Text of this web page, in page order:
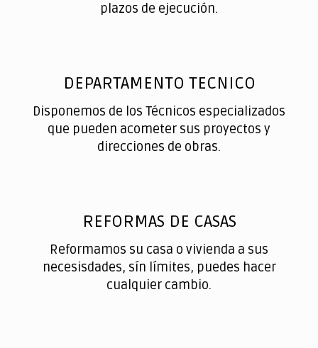
plazos de ejecución.
DEPARTAMENTO TECNICO
Disponemos de los Técnicos especializados
que pueden acometer sus proyectos y
direcciones de obras.
REFORMAS DE CASAS
Reformamos su casa o vivienda a sus
necesisdades, sín límites, puedes hacer
cualquier cambio.